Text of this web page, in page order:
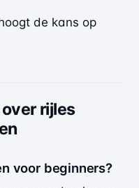
de kans op
rijles
voor beginners?